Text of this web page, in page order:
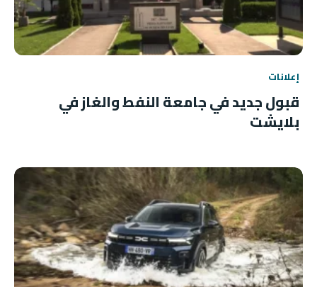
إعلانات
قبول جديد في جامعة النفط والغاز في
بلايشت